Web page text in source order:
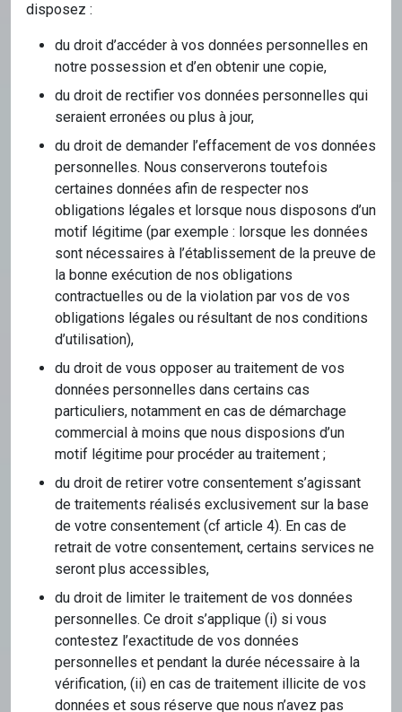
disposez :
du droit d’accéder à vos données personnelles en
notre possession et d’en obtenir une copie,
du droit de rectifier vos données personnelles qui
seraient erronées ou plus à jour,
du droit de demander l’effacement de vos données
personnelles. Nous conserverons toutefois
certaines données afin de respecter nos
obligations légales et lorsque nous disposons d’un
motif légitime (par exemple : lorsque les données
sont nécessaires à l’établissement de la preuve de
la bonne exécution de nos obligations
contractuelles ou de la violation par vos de vos
obligations légales ou résultant de nos conditions
d’utilisation),
du droit de vous opposer au traitement de vos
données personnelles dans certains cas
particuliers, notamment en cas de démarchage
commercial à moins que nous disposions d’un
motif légitime pour procéder au traitement ;
du droit de retirer votre consentement s’agissant
de traitements réalisés exclusivement sur la base
de votre consentement (cf article 4). En cas de
retrait de votre consentement, certains services ne
seront plus accessibles,
du droit de limiter le traitement de vos données
personnelles. Ce droit s’applique (i) si vous
contestez l’exactitude de vos données
personnelles et pendant la durée nécessaire à la
vérification, (ii) en cas de traitement illicite de vos
données et sous réserve que nous n’avez pas